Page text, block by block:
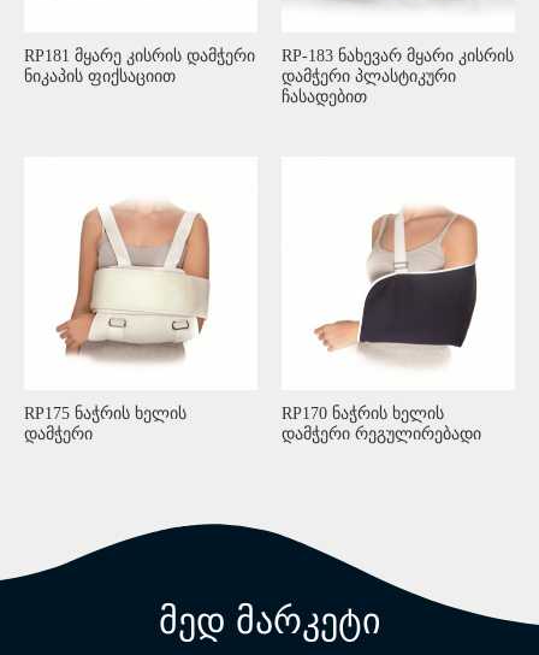
RP181 მყარე კისრის დამჭერი
ნიკაპის ფიქსაციით
RP-183 ნახევარ მყარი კისრის
დამჭერი პლასტიკური
ჩასადებით
RP175 ნაჭრის ხელის
დამჭერი
RP170 ნაჭრის ხელის
დამჭერი რეგულირებადი
მედ მარკეტი